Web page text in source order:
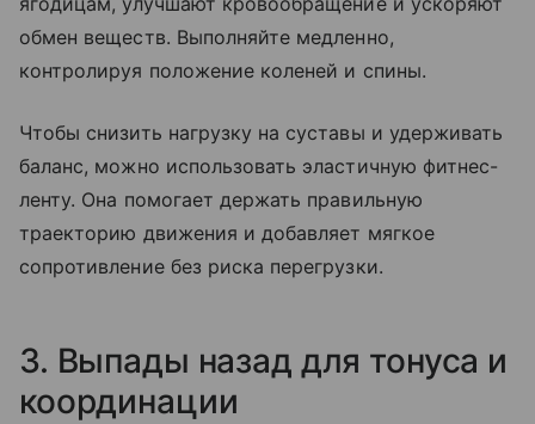
обмен веществ. Выполняйте медленно,
контролируя положение коленей и спины.
Чтобы снизить нагрузку на суставы и удерживать
баланс, можно использовать эластичную фитнес-
ленту. Она помогает держать правильную
траекторию движения и добавляет мягкое
сопротивление без риска перегрузки.
3. Выпады назад для тонуса и
координации